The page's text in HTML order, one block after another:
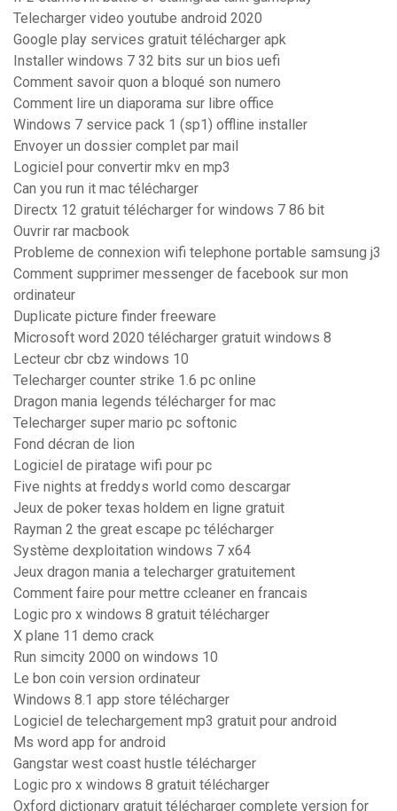
Telecharger video youtube android 2020
Google play services gratuit télécharger apk
Installer windows 7 32 bits sur un bios uefi
Comment savoir quon a bloqué son numero
Comment lire un diaporama sur libre office
Windows 7 service pack 1 (sp1) offline installer
Envoyer un dossier complet par mail
Logiciel pour convertir mkv en mp3
Can you run it mac télécharger
Directx 12 gratuit télécharger for windows 7 86 bit
Ouvrir rar macbook
Probleme de connexion wifi telephone portable samsung j3
Comment supprimer messenger de facebook sur mon
ordinateur
Duplicate picture finder freeware
Microsoft word 2020 télécharger gratuit windows 8
Lecteur cbr cbz windows 10
Telecharger counter strike 1.6 pc online
Dragon mania legends télécharger for mac
Telecharger super mario pc softonic
Fond décran de lion
Logiciel de piratage wifi pour pc
Five nights at freddys world como descargar
Jeux de poker texas holdem en ligne gratuit
Rayman 2 the great escape pc télécharger
Système dexploitation windows 7 x64
Jeux dragon mania a telecharger gratuitement
Comment faire pour mettre ccleaner en francais
Logic pro x windows 8 gratuit télécharger
X plane 11 demo crack
Run simcity 2000 on windows 10
Le bon coin version ordinateur
Windows 8.1 app store télécharger
Logiciel de telechargement mp3 gratuit pour android
Ms word app for android
Gangstar west coast hustle télécharger
Logic pro x windows 8 gratuit télécharger
Oxford dictionary gratuit télécharger complete version for